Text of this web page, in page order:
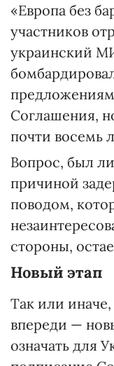
«Европа без
участников
украинский
Соглашения,
почти восемь
Вопрос, был
причиной
поводом,
стороны,
Новый этап
Так или иначе,
впереди —
означать для